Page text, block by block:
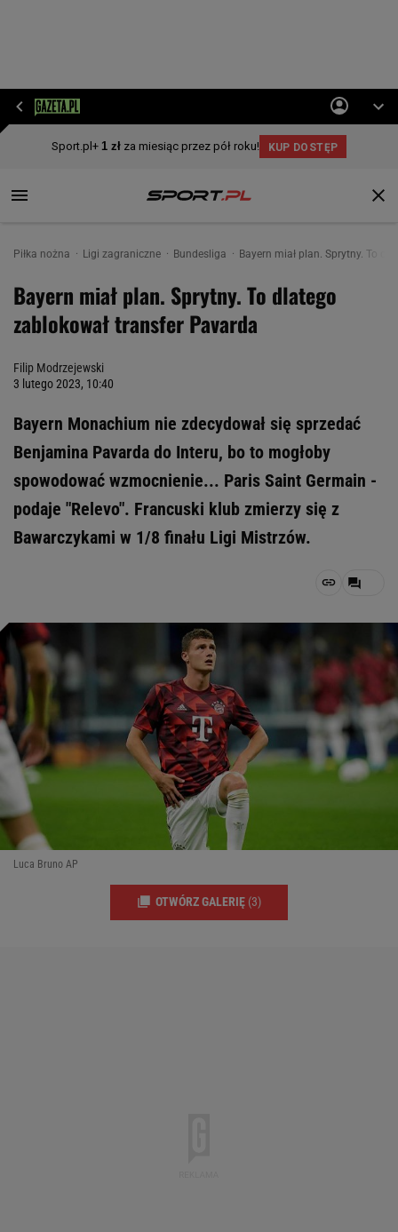
Piłka nożna Ligi zagraniczne Bundesliga Bayern miał plan. Sprytny. To
Bayern miał plan. Sprytny. To dlatego
zablokował transfer Pavarda
Filip Modrzejewski
3 lutego 2023, 10:40
Bayern Monachium nie zdecydował się sprzedać
Benjamina Pavarda do Interu, bo to mogłoby
spowodować wzmocnienie... Paris Saint Germain -
podaje "Relevo". Francuski klub zmierzy się z
Bawarczykami w 1/8 finału Ligi Mistrzów.
Luca Bruno AP
OTWÓRZ GALERIĘ (3)